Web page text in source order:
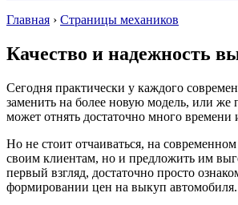
Главная › Страницы механиков
Качество и надежность
Сегодня практически у каждого
заменить на более новую модель, или же
может отнять достаточно много
Но не стоит отчаиваться, на
своим клиентам, но и предложить им
первый взгляд, достаточно просто
формировании цен на выкуп автомобиля.